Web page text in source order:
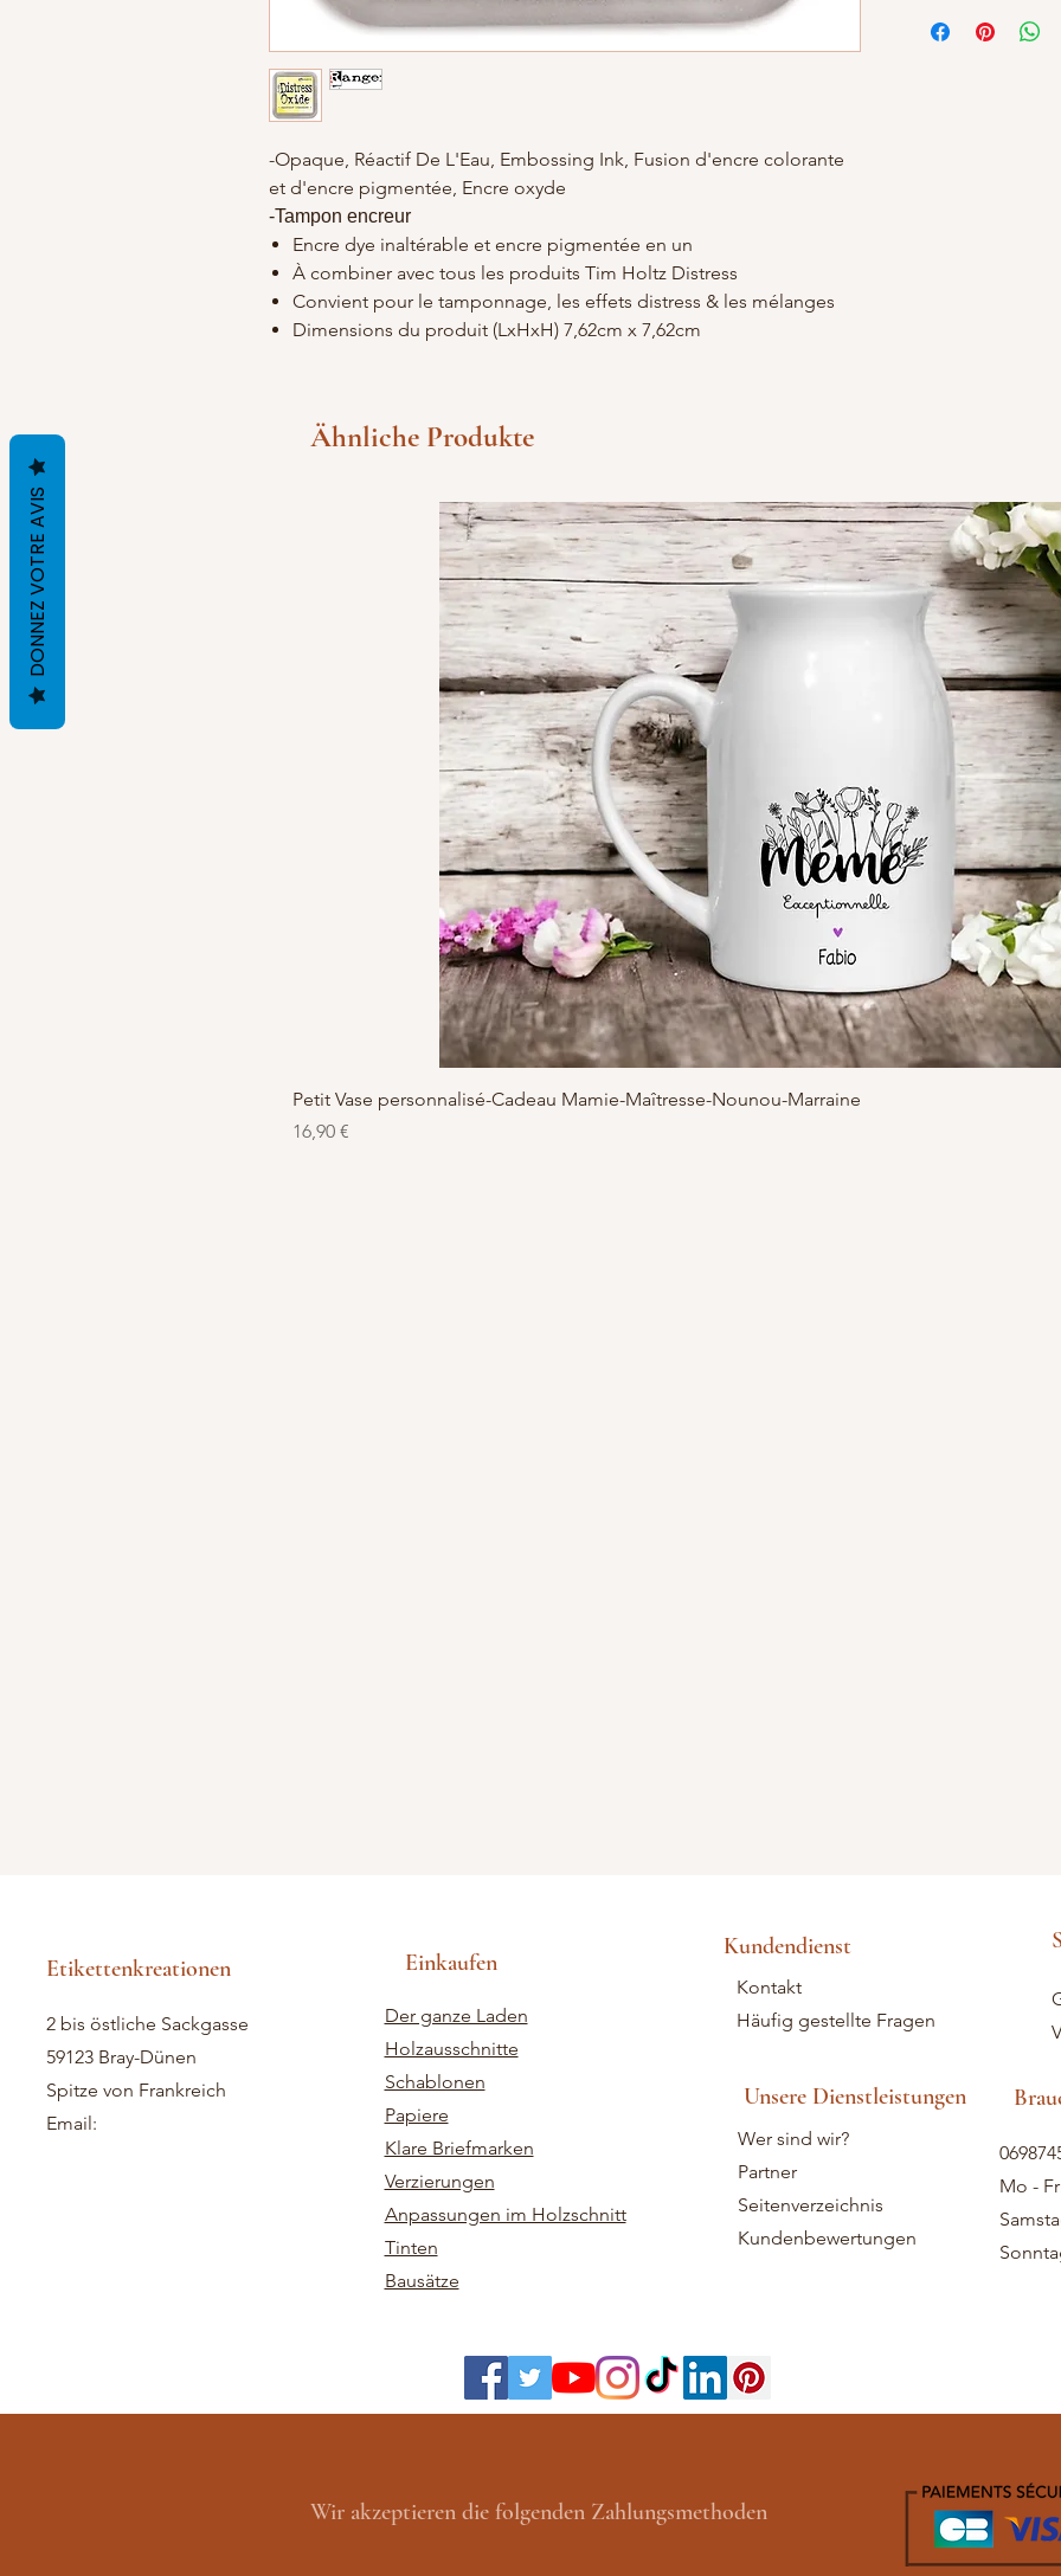
-Opaque, Réactif De L'Eau, Embossing Ink, Fusion d'encre colorante
et d'encre pigmentée, Encre oxyde
-Tampon encreur
Encre dye inaltérable et encre pigmentée en un
À combiner avec tous les produits Tim Holtz Distress
Convient pour le tamponnage, les effets distress & les mélanges
Dimensions du produit (LxHxH) 7,62cm x 7,62cm
une encre dye et
tampon encreur en
encreur
toutes les couleurs
Ähnliche Produkte
Petit Vase personnalisé-Cadeau Mamie-Maîtresse-Nounou-Marraine
Preis
16,90 €
Etikettenkreationen
2 bis östliche Sackgasse
59123 Bray-Dünen
Spitze von Frankreich
Email:
Einkaufen
Der ganze Laden
Holzausschnitte
Schablonen
Papiere
Klare Briefmarken
Verzierungen
Anpassungen im Holzschnitt
Tinten
Bausätze
Mo -
Wir akzeptieren die folgenden Zahlungsmethoden
Wer sind wir?
Partner
Seitenverzeichnis
Kundenbewertungen
Unsere Dienstleistungen
Kontakt
Häufig gestellte Fragen
Kundendienst
DONNEZ VOTRE AVIS